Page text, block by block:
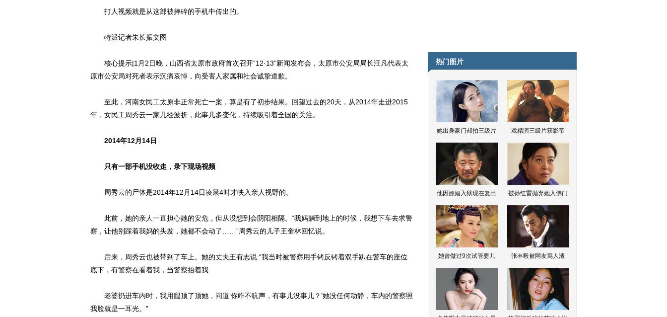
打人视频就是从这部被摔碎的手机中传出的。
特派记者朱长振文图
核心提示|1月2日晚，山西省太原市政府首次召开“12·13”新闻发布会，太原市公安局局长汪凡代表太
原市公安局对死者表示沉痛哀悼，向受害人家属和社会诚挚道歉。
至此，河南女民工太原非正常死亡一案，算是有了初步结果。回望过去的20天，从2014年走进2015
年，女民工周秀云一家几经波折，此事几多变化，持续吸引着全国的关注。
2014年12月14日
只有一部手机没收走，录下现场视频
周秀云的尸体是2014年12月14日凌晨4时才映入亲人视野的。
此前，她的亲人一直担心她的安危，但从没想到会阴阳相隔。“我妈躺到地上的时候，我想下车去求警
察，让他别踩着我妈的头发，她都不会动了……”周秀云的儿子王奎林回忆说。
后来，周秀云也被带到了车上。她的丈夫王有志说:“我当时被警察用手铐反铐着双手趴在警车的座位
底下，有警察在看着我，当警察抬着我
老婆扔进车内时，我用腿顶了顶她，问道‘你咋不吭声，有事儿没事儿？’她没任何动静，车内的警察照
我脸就是一耳光。”
热门图片
她出身豪门却拍三级片 戏精演三级片获影帝
他因嫖娼入狱现在复出 被孙红雷抛弃她入佛门
她曾做过9次试管婴儿 张丰毅被网友骂人渣